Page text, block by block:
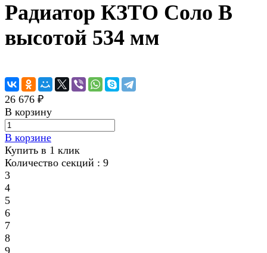
Радиатор КЗТО Соло В
высотой 534 мм
26 676 ₽
В корзину
В корзине
Купить в 1 клик
Количество секций : 9
3
4
5
6
7
8